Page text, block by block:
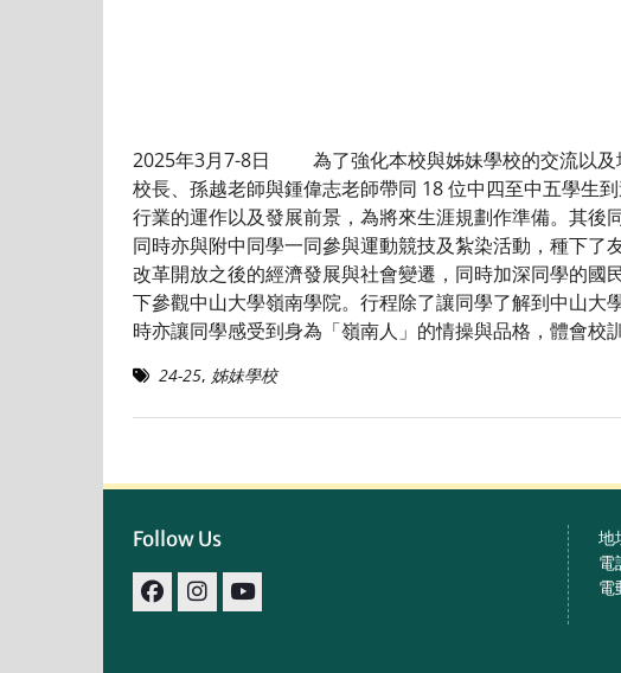
2025年3月7-8日 為了強化本校與姊妹學校的交流以及
校長、孫越老師與鍾偉志老師帶同 18 位中四至中五學生
行業的運作以及發展前景，為將來生涯規劃作準備。其後
同時亦與附中同學一同參與運動競技及紮染活動，種下
改革開放之後的經濟發展與社會變遷，同時加深同學的
下參觀中山大學嶺南學院。行程除了讓同學了解到中山
時亦讓同學感受到身為「嶺南人」的情操與品格，體會校
24-25, 姊妹學校
Follow Us
地
電
電